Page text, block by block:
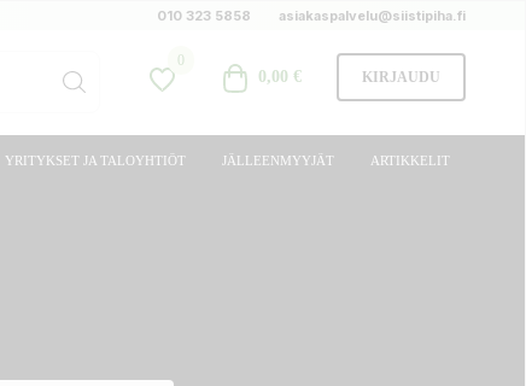
010 323 5858 asiakaspalvelu@siistipiha.fi
0
0,00 € KIRJAUDU
YRITYKSET JA TALOYHTIÖT JÄLLEENMYYJÄT ARTIKKELIT